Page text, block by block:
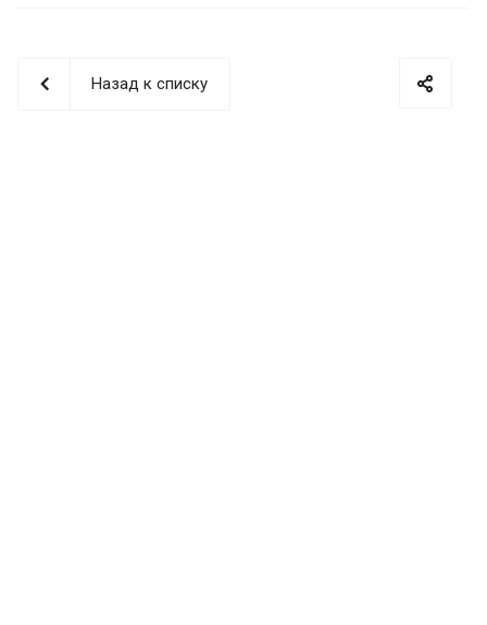
Назад к списку